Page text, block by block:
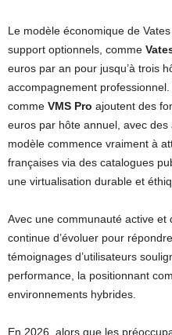
Le modèle économique de
support optionnels, comme
euros par an pour jusqu’à trois
accompagnement
comme VMS Pro ajoutent des
euros par hôte annuel, avec
modèle commence vraiment à
françaises via des catalogues
une virtualisation durable et
Avec une communauté active et
continue d’évoluer pour
témoignages d’utilisateurs
performance, la positionnant
environnements hybrides.
En 2026, alors que les